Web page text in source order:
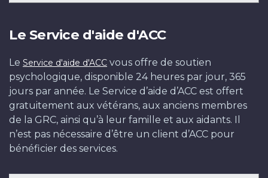
Le Service d'aide d'ACC
Le Service d'aide d'ACC vous offre de soutien
psychologique, disponible 24 heures par jour, 365
jours par année. Le Service d’aide d’ACC est offert
gratuitement aux vétérans, aux anciens membres
de la GRC, ainsi qu’à leur famille et aux aidants. Il
n’est pas nécessaire d’être un client d’ACC pour
bénéficier des services.